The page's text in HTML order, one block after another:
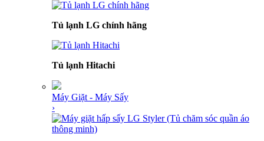
Tủ lạnh LG chính hãng
Tủ lạnh Hitachi
Máy Giặt - Máy Sấy
›